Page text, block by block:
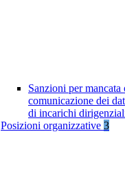
Sanzioni per mancata
comunicazione dei
di incarichi
Posizioni organizzative 3